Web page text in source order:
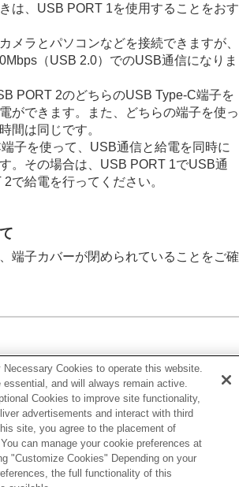
は、USB PORT 1を使用することをおす
メラとパソコンなどを接続できますが、
（USB 2.0）でのUSB通信になりま
PORT 2のどちらのUSB Type-C端子を
ができます。また、どちらの端子を使っ
間は同じです。
子を使って、USB通信と給電を同時に
。その場合は、USB PORT 1でUSB通
で給電を行ってください。
端子カバーが閉められていることをご確
Cookies to operate this website.
essential, and will always remain active.
Cookies to improve site functionality,
advertisements and interact with third
site, you agree to the placement of
can manage your cookie preferences at
"Customize Cookies" Depending on your
the full functionality of this